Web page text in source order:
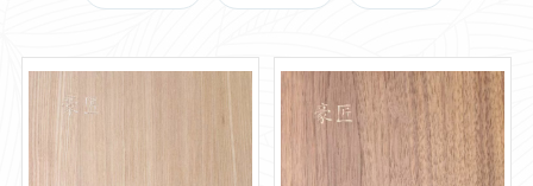
解决方案
大平层
解决方案
特殊定制造型 颜色系统